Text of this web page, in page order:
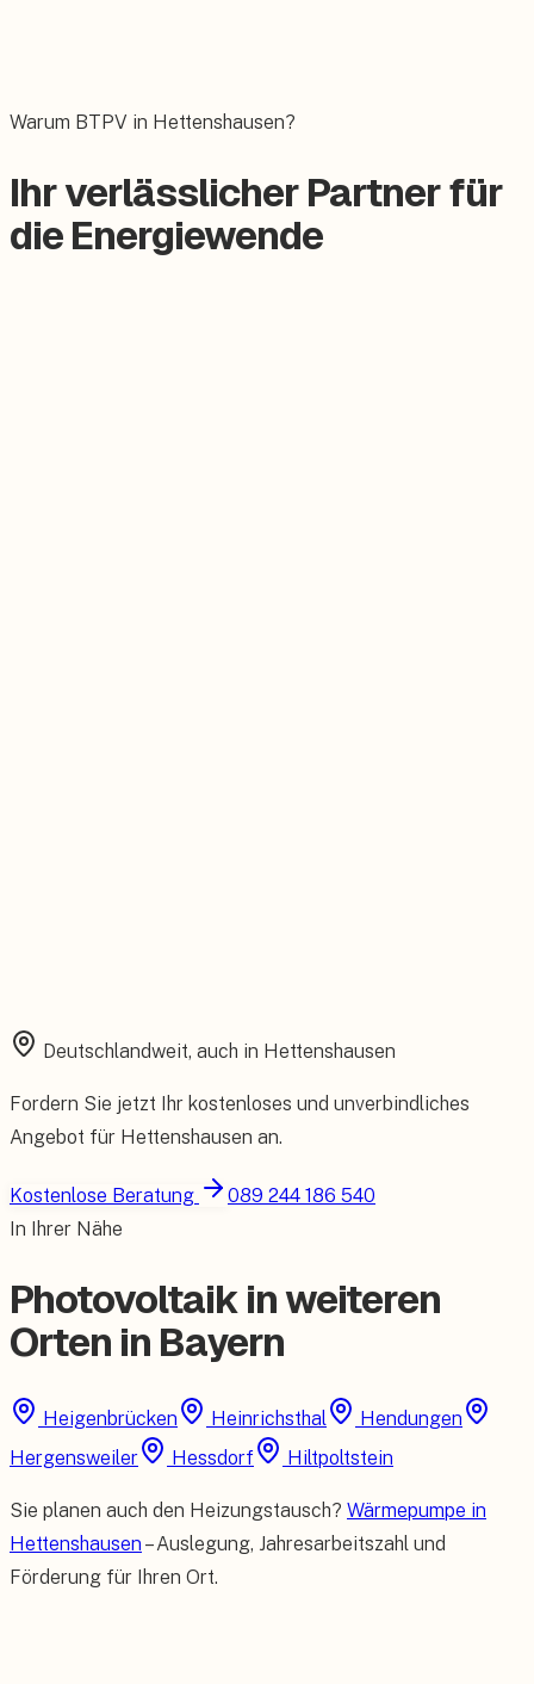
Warum BTPV in Hettenshausen?
Ihr verlässlicher Partner für
die Energiewende
Deutschlandweit, auch in Hettenshausen
Fordern Sie jetzt Ihr kostenloses und unverbindliches
Angebot für Hettenshausen an.
Kostenlose Beratung
089 244 186 540
In Ihrer Nähe
Photovoltaik in weiteren
Orten in Bayern
Heigenbrücken Heinrichsthal
Hendungen
Hergensweiler
Hessdorf Hiltpoltstein
Sie planen auch den Heizungstausch? Wärmepumpe in
Hettenshausen – Auslegung, Jahresarbeitszahl und
Förderung für Ihren Ort.